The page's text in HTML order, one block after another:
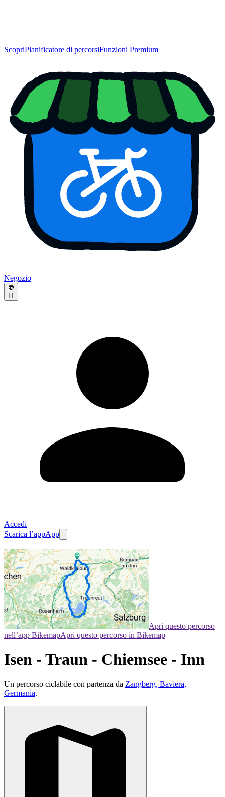
ScopriPianificatore di percorsiFunzioni Premium
Negozio
IT
Accedi
Scarica l’appApp
Apri questo percorso
nell’app BikemapApri questo percorso in Bikemap
Isen - Traun - Chiemsee - Inn
Un percorso ciclabile con partenza da Zangberg, Baviera,
Germania.